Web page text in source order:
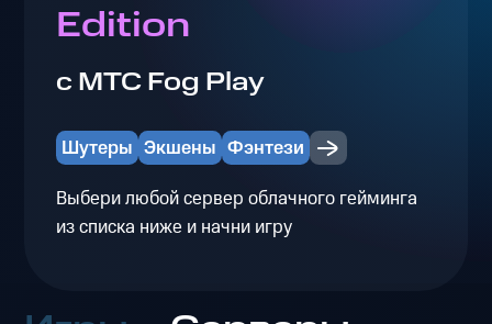
Edition
с МТС Fog Play
Шутеры Экшены Фэнтези
Выбери любой сервер облачного гейминга
из списка ниже и начни игру